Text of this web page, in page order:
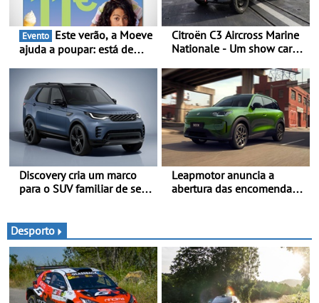
Evento
ajuda a poupar: está de
Volta” com descontos de
até 11€
Citroën C3 Aircross Marine
Nationale - Um show car
anos de compromisso e
inovação
Discovery cria um marco
para o SUV familiar de sete
disponibilizar três versões
distintas
Leapmotor anuncia a
abertura das encomendas
Desporto